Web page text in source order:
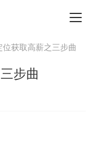
获取高薪之三步曲
步曲